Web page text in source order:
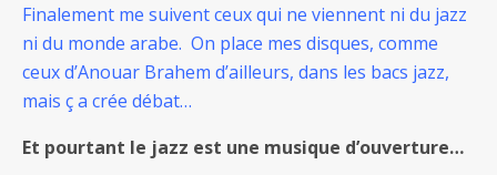
Finalement me suivent ceux qui ne viennent ni du jazz
ni du monde arabe. On place mes disques, comme
ceux d’Anouar Brahem d’ailleurs, dans les bacs jazz,
mais ç a crée débat…
Et pourtant le jazz est une musique d’ouverture…